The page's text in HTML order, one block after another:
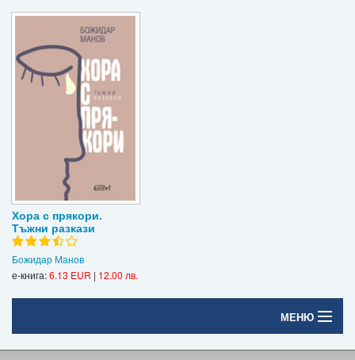
Ваучери
Регистрация
Хора с прякори.
Тъжни разкази
Божидар Манов
е-книга:6.13 EUR | 12.00 лв.
МЕНЮ
Начало